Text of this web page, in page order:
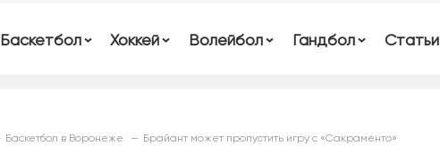
Баскетбол Хоккей Волейбол Гандбол Статьи
Баскетбол в Воронеже Брайант может пропустить игру с «Сакраменто»